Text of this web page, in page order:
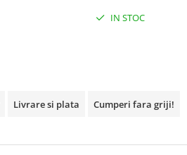
IN STOC
Livrare si plata Cumperi fara griji!